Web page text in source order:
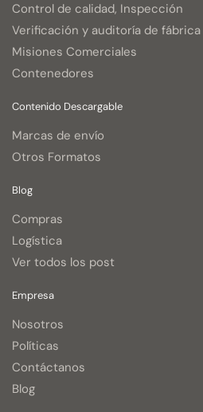
Control de calidad, Inspección
Verificación y auditoría de fábrica
Misiones Comerciales
Contenedores
Contenido Descargable
Marcas de envío
Otros Formatos
Blog
Compras
Logística
Ver todos los post
Empresa
Nosotros
Políticas
Contáctanos
Blog